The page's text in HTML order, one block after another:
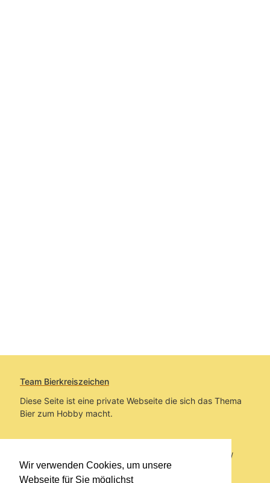
Wir verwenden Cookies, um unsere
Webseite für Sie möglichst
Team Bierkreiszeichen
Diese Seite ist eine private Webseite die sich das Thema
Bier zum Hobby macht.
Sie befinden sich auf https://www.bierkreiszeichen.at/
im Pfad:Bierkreiszeichen/Gesammelte Biere